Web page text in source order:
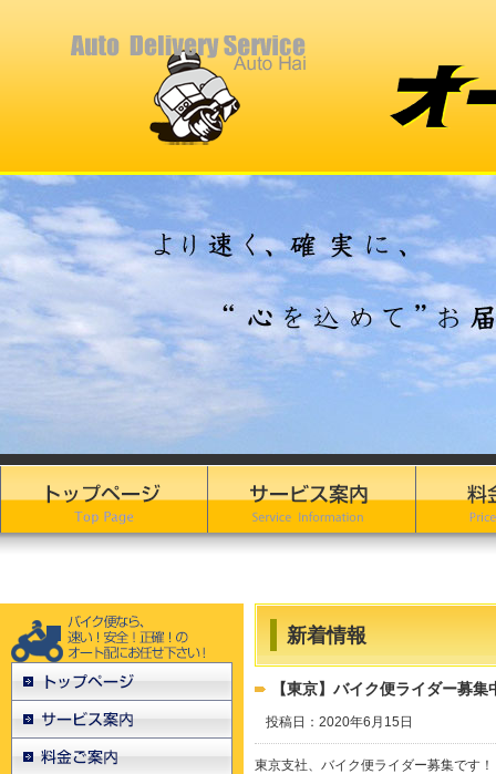
新着情報
【東京】バイク便ライダー募集
投稿日：2020年6月15日
東京支社、バイク便ライダー募集です！